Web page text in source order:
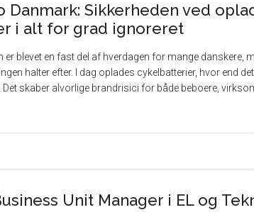
Danmark: Sikkerheden ved
i alt for grad ignoreret
er blevet en fast del af hverdagen for mange danskere,
halter efter. I dag oplades cykelbatterier, hvor end
skaber alvorlige brandrisici for både beboere,
Unit Manager i EL og